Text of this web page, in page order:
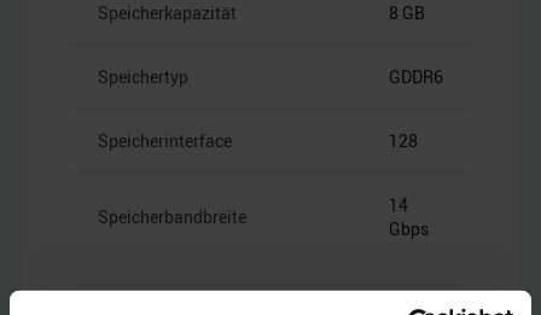
Speicherkapazität 8 GB
Speichertyp GDDR6
Speicherinterface 128
Speicherbandbreite
14
Gbps